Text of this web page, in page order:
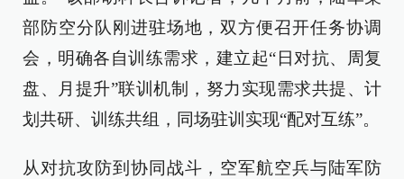
部防空分队刚进驻场地，双方便召开任务协调
会，明确各自训练需求，建立起“日对抗、周复
盘、月提升”联训机制，努力实现需求共提、计
划共研、训练共组，同场驻训实现“配对互练”。
从对抗攻防到协同战斗，空军航空兵与陆军防